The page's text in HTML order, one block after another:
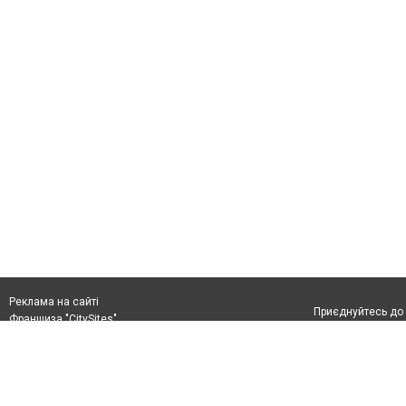
Реклама на сайті
Франшиза "CitySites"
Приєднуйтесь до